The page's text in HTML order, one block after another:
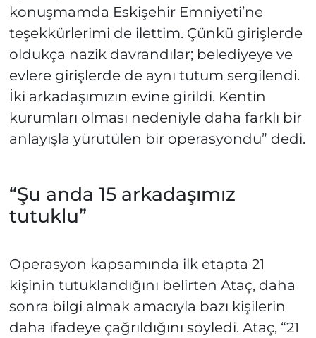
konuşmamda Eskişehir Emniyeti’ne
teşekkürlerimi de ilettim. Çünkü girişlerde
oldukça nazik davrandılar; belediyeye ve
evlere girişlerde de aynı tutum sergilendi.
İki arkadaşımızın evine girildi. Kentin
kurumları olması nedeniyle daha farklı bir
anlayışla yürütülen bir operasyondu” dedi.
“Şu anda 15 arkadaşımız
tutuklu”
Operasyon kapsamında ilk etapta 21
kişinin tutuklandığını belirten Ataç, daha
sonra bilgi almak amacıyla bazı kişilerin
daha ifadeye çağrıldığını söyledi. Ataç, “21